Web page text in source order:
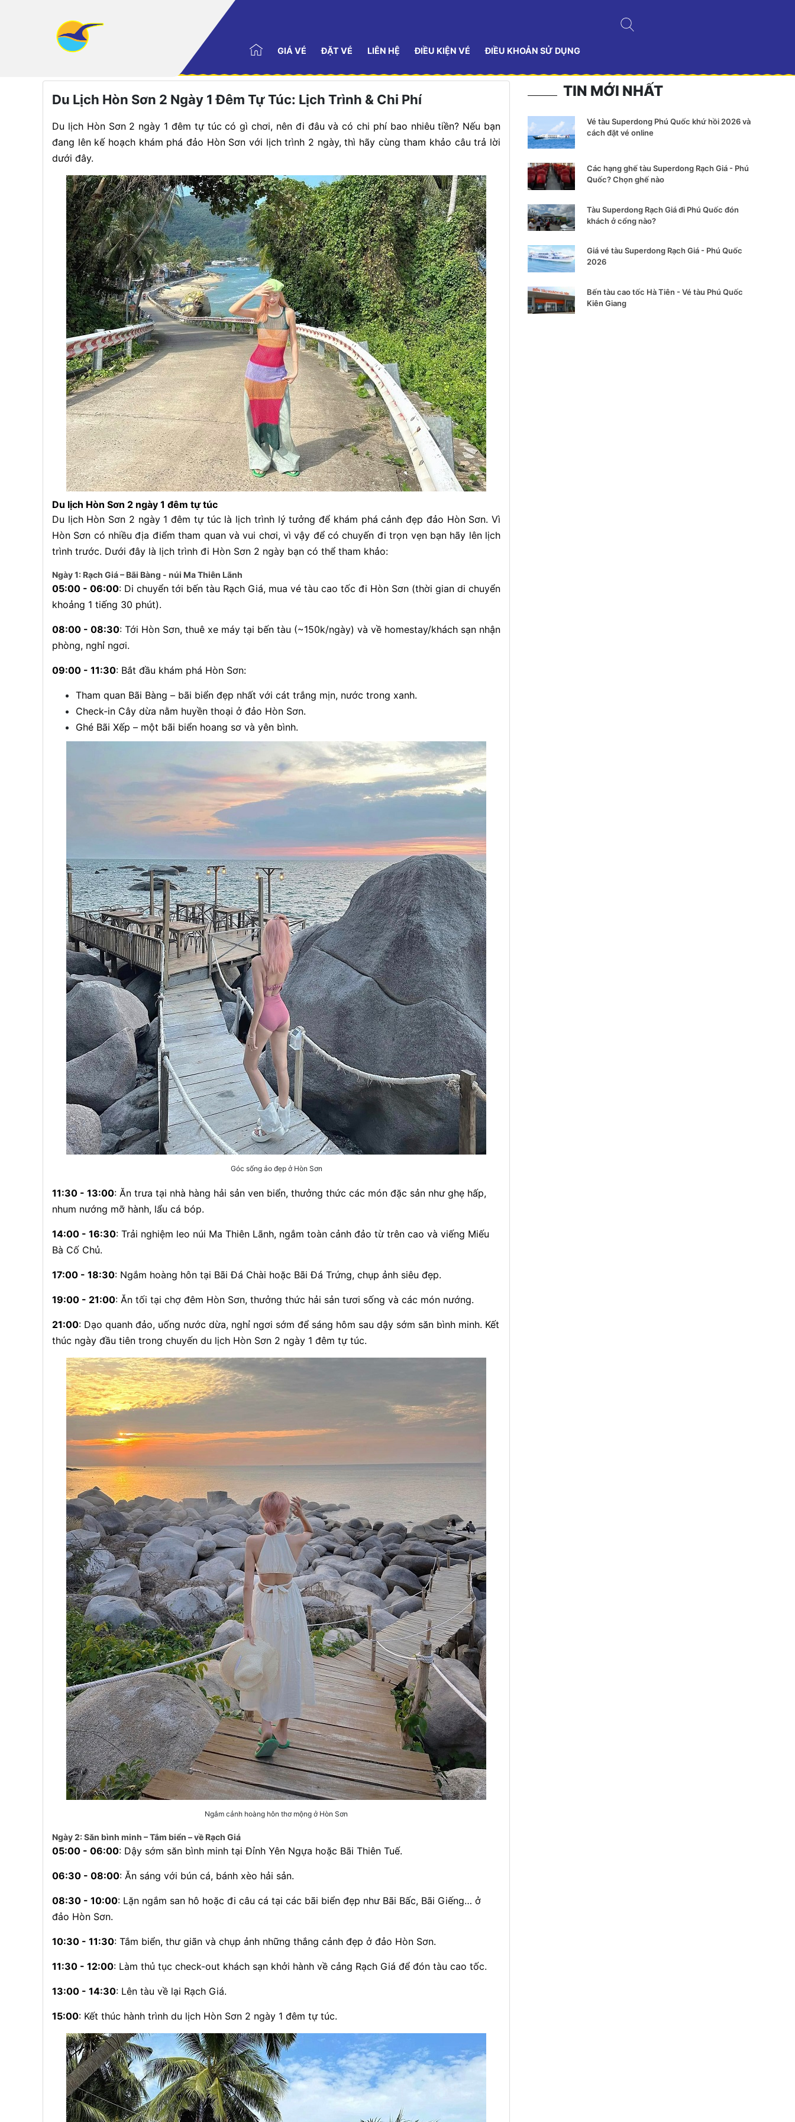
GIÁ VÉ ĐẶT VÉ LIÊN HỆ ĐIỀU KIỆN VÉ ĐIỀU KHOẢN SỬ DỤNG
Du Lịch Hòn Sơn 2 Ngày 1 Đêm Tự Túc: Lịch Trình & Chi Phí
Du lịch Hòn Sơn 2 ngày 1 đêm tự túc có gì chơi, nên đi đâu và có chi phí bao nhiêu tiền? Nếu bạn
đang lên kế hoạch khám phá đảo Hòn Sơn với lịch trình 2 ngày, thì hãy cùng tham khảo câu trả lời
dưới đây.
Du lịch Hòn Sơn 2 ngày 1 đêm tự túc
Du lịch Hòn Sơn 2 ngày 1 đêm tự túc là lịch trình lý tưởng để khám phá cảnh đẹp đảo Hòn Sơn. Vì
Hòn Sơn có nhiều địa điểm tham quan và vui chơi, vì vậy để có chuyến đi trọn vẹn bạn hãy lên lịch
trình trước. Dưới đây là lịch trình đi Hòn Sơn 2 ngày bạn có thể tham khảo:
Ngày 1: Rạch Giá – Bãi Bàng - núi Ma Thiên Lãnh
05:00 - 06:00: Di chuyển tới bến tàu Rạch Giá, mua vé tàu cao tốc đi Hòn Sơn (thời gian di chuyển
khoảng 1 tiếng 30 phút).
08:00 - 08:30: Tới Hòn Sơn, thuê xe máy tại bến tàu (~150k/ngày) và về homestay/khách sạn nhận
phòng, nghỉ ngơi.
09:00 - 11:30: Bắt đầu khám phá Hòn Sơn:
Tham quan Bãi Bàng – bãi biển đẹp nhất với cát trắng mịn, nước trong xanh.
Check-in Cây dừa nằm huyền thoại ở đảo Hòn Sơn.
Ghé Bãi Xếp – một bãi biển hoang sơ và yên bình.
Góc sống ảo đẹp ở Hòn Sơn
11:30 - 13:00: Ăn trưa tại nhà hàng hải sản ven biển, thưởng thức các món đặc sản như ghẹ hấp,
nhum nướng mỡ hành, lẩu cá bóp.
14:00 - 16:30: Trải nghiệm leo núi Ma Thiên Lãnh, ngắm toàn cảnh đảo từ trên cao và viếng Miếu
Bà Cố Chủ.
17:00 - 18:30: Ngắm hoàng hôn tại Bãi Đá Chài hoặc Bãi Đá Trứng, chụp ảnh siêu đẹp.
19:00 - 21:00: Ăn tối tại chợ đêm Hòn Sơn, thưởng thức hải sản tươi sống và các món nướng.
21:00: Dạo quanh đảo, uống nước dừa, nghỉ ngơi sớm để sáng hôm sau dậy sớm săn bình minh. Kết
thúc ngày đầu tiên trong chuyến du lịch Hòn Sơn 2 ngày 1 đêm tự túc.
Ngắm cảnh hoàng hôn thơ mộng ở Hòn Sơn
Ngày 2: Săn bình minh – Tắm biển – về Rạch Giá
05:00 - 06:00: Dậy sớm săn bình minh tại Đỉnh Yên Ngựa hoặc Bãi Thiên Tuế.
06:30 - 08:00: Ăn sáng với bún cá, bánh xèo hải sản.
08:30 - 10:00: Lặn ngắm san hô hoặc đi câu cá tại các bãi biển đẹp như Bãi Bấc, Bãi Giếng… ở
đảo Hòn Sơn.
10:30 - 11:30: Tắm biển, thư giãn và chụp ảnh những thắng cảnh đẹp ở đảo Hòn Sơn.
11:30 - 12:00: Làm thủ tục check-out khách sạn khởi hành về cảng Rạch Giá để đón tàu cao tốc.
13:00 - 14:30: Lên tàu về lại Rạch Giá.
15:00: Kết thúc hành trình du lịch Hòn Sơn 2 ngày 1 đêm tự túc.
TIN MỚI NHẤT
Vé tàu Superdong Phú Quốc khứ hồi 2026 và
cách đặt vé online
Các hạng ghế tàu Superdong Rạch Giá - Phú
Quốc? Chọn ghế nào
Tàu Superdong Rạch Giá đi Phú Quốc đón
khách ở cổng nào?
Giá vé tàu Superdong Rạch Giá - Phú Quốc
2026
Bến tàu cao tốc Hà Tiên - Vé tàu Phú Quốc
Kiên Giang